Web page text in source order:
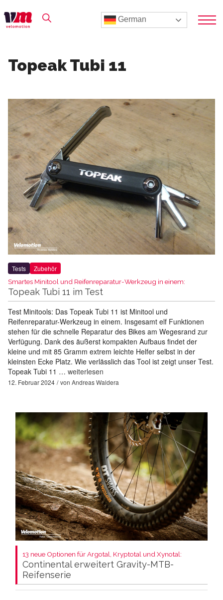
German
Topeak Tubi 11
Tests Zubehör
Smartes Minitool und Reifenreparatur-Werkzeug in einem:
Topeak Tubi 11 im Test
Test Minitools: Das Topeak Tubi 11 ist Minitool und
Reifenreparatur-Werkzeug in einem. Insgesamt elf Funktionen
stehen für die schnelle Reparatur des Bikes am Wegesrand zur
Verfügung. Dank des äußerst kompakten Aufbaus findet der
kleine und mit 85 Gramm extrem leichte Helfer selbst in der
kleinsten Ecke Platz. Wie verlässlich das Tool ist zeigt unser Test.
Topeak Tubi 11 … weiterlesen
12. Februar 2024 von Andreas Waldera
13 neue Optionen für Argotal, Kryptotal und Xynotal:
Continental erweitert Gravity-MTB-
Reifenserie